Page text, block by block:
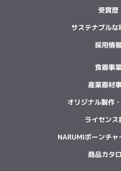
受賞歴
サステナブルな
採用情
食器事
産業器材
オリジナル製作
ライセンス
NARUMIボーンチャ
商品カタ